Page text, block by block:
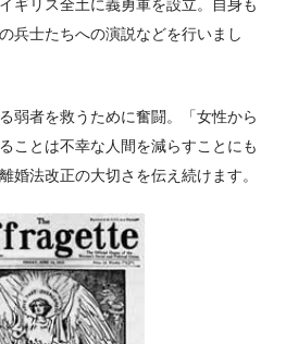
ギリス全土に義勇軍を設立。自身も
兵士たちへの演説などを行いまし
弱者を救うために奮闘。「女性から
ことは不幸な人間を減らすことにも
婚法改正の大切さを伝え続けます。